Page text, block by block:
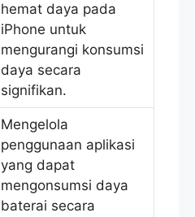
hemat daya pada
iPhone untuk
mengurangi konsumsi
daya secara
signifikan.
Mengelola
penggunaan aplikasi
yang dapat
mengonsumsi daya
baterai secara